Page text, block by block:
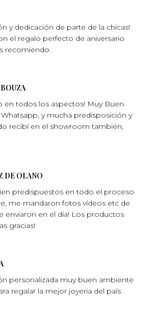
y dedicación de parte de la chicas!
el regalo perfecto de aniversario
recomiendo.
en todos los aspectos! Muy Buen
y mucha predisposición y
recibí en el showroom también,
DE OLANO
predispuestos en todo el proceso
me mandaron fotos vídeos etc de
enviaron en el día! Los productos
gracias!
personalizada muy buen ambiente
regalar la mejor joyeria del país